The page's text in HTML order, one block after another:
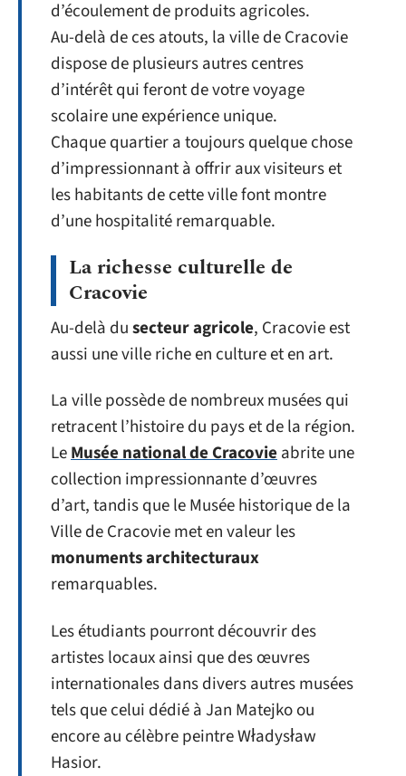
d’écoulement de produits agricoles.
Au-delà de ces atouts, la ville de Cracovie
dispose de plusieurs autres centres
d’intérêt qui feront de votre voyage
scolaire une expérience unique.
Chaque quartier a toujours quelque chose
d’impressionnant à offrir aux visiteurs et
les habitants de cette ville font montre
d’une hospitalité remarquable.
La richesse culturelle de
Cracovie
Au-delà dusecteur agricole, Cracovie est
aussi une ville riche en culture et en art.
La ville possède de nombreux musées qui
retracent l’histoire du pays et de la région.
LeMusée national de Cracovieabrite une
collection impressionnante d’œuvres
d’art, tandis que le Musée historique de la
Ville de Cracovie met en valeur les
monuments architecturaux
remarquables.
Les étudiants pourront découvrir des
artistes locaux ainsi que des œuvres
internationales dans divers autres musées
tels que celui dédié à Jan Matejko ou
encore au célèbre peintre Władysław
Hasior.